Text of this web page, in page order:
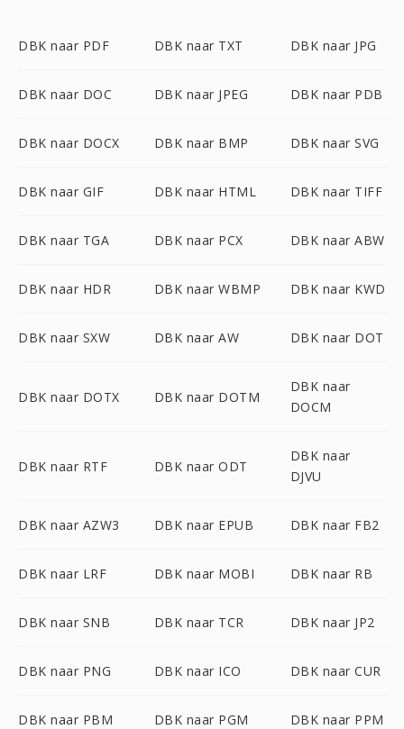
DBK naar PDF DBK naar TXT DBK naar JPG
DBK naar DOC DBK naar JPEG DBK naar PDB
DBK naar DOCX DBK naar BMP DBK naar SVG
DBK naar GIF DBK naar HTML DBK naar TIFF
DBK naar TGA DBK naar PCX DBK naar ABW
DBK naar HDR DBK naar WBMP DBK naar KWD
DBK naar SXW DBK naar AW DBK naar DOT
DBK naar DOTX DBK naar DOTM
DBK naar
DOCM
DBK naar RTF DBK naar ODT
DBK naar
DJVU
DBK naar AZW3 DBK naar EPUB DBK naar FB2
DBK naar LRF DBK naar MOBI DBK naar RB
DBK naar SNB DBK naar TCR DBK naar JP2
DBK naar PNG DBK naar ICO DBK naar CUR
DBK naar PBM DBK naar PGM DBK naar PPM